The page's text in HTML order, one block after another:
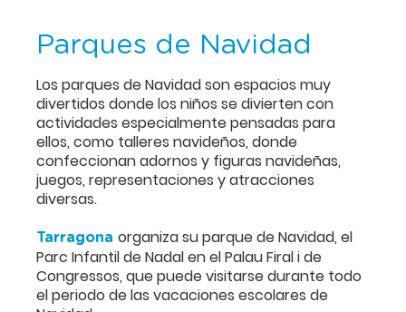
Parques de Navidad
Los parques de Navidad son espacios muy
divertidos donde los niños se divierten con
actividades especialmente pensadas para
ellos, como talleres navideños, donde
confeccionan adornos y figuras navideñas,
juegos, representaciones y atracciones
diversas.
Tarragona organiza su parque de Navidad, el
Parc Infantil de Nadal en el Palau Firal i de
Congressos, que puede visitarse durante todo
el periodo de las vacaciones escolares de